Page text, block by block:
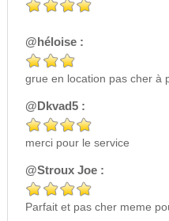
@héloise :
grue en location pas cher à
@Dkvad5 :
merci pour le service
@Stroux Joe :
Parfait et pas cher meme